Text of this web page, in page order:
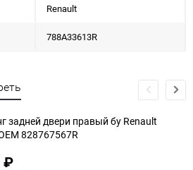
Renault
788A33613R
задней двери правый бу Renault
828767567R
₽